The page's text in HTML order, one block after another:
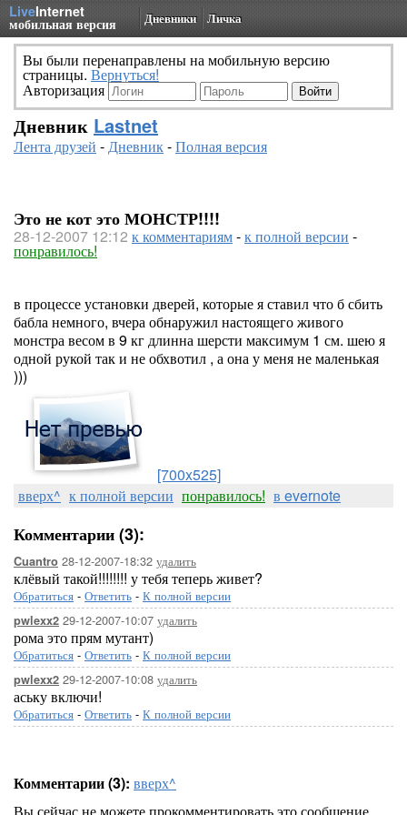
LiveInternet
мобильная версия Дневники Личка
Вы были перенаправлены на мобильную версию
страницы. Вернуться!
Авторизация
Дневник Lastnet
Лента друзей -Дневник-Полная версия
Это не кот это МОНСТР!!!!
28-12-2007 12:12 к комментариям-к полной версии -
понравилось!
в процессе установки дверей, которые я ставил что б сбить
бабла немного, вчера обнаружил настоящего живого
монстра весом в 9 кг длинна шерсти максимум 1 см. шею я
одной рукой так и не обхвотил , а она у меня не маленькая
)))
[700x525]
вверх^ к полной версии понравилось! в evernote
Комментарии (3):
Cuantro 28-12-2007-18:32 удалить
клёвый такой!!!!!!!! у тебя теперь живет?
Обратиться - Ответить - К полной версии
pwlexx2 29-12-2007-10:07 удалить
рома это прям мутант)
Обратиться - Ответить - К полной версии
pwlexx2 29-12-2007-10:08 удалить
аську включи!
Обратиться - Ответить - К полной версии
Комментарии (3): вверх^